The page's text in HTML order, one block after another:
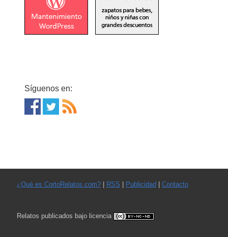
Síguenos en:
¿Qué es CortoRelatos.com?| RSS Publicidad Contacto
Relatos publicados bajo licencia